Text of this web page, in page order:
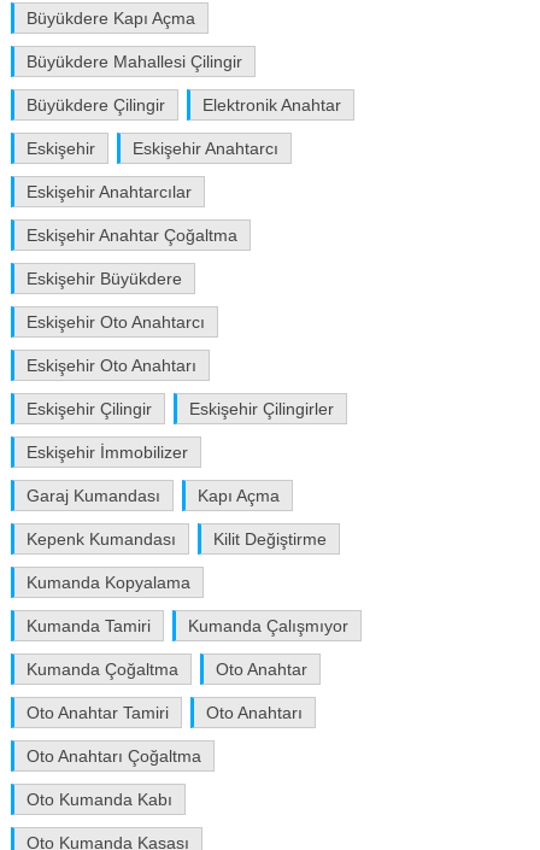
Büyükdere Kapı Açma
Büyükdere Mahallesi Çilingir
Büyükdere Çilingir Elektronik Anahtar
Eskişehir Eskişehir Anahtarcı
Eskişehir Anahtarcılar
Eskişehir Anahtar Çoğaltma
Eskişehir Büyükdere
Eskişehir Oto Anahtarcı
Eskişehir Oto Anahtarı
Eskişehir Çilingir Eskişehir Çilingirler
Eskişehir İmmobilizer
Garaj Kumandası Kapı Açma
Kepenk Kumandası Kilit Değiştirme
Kumanda Kopyalama
Kumanda Tamiri Kumanda Çalışmıyor
Kumanda Çoğaltma Oto Anahtar
Oto Anahtar Tamiri Oto Anahtarı
Oto Anahtarı Çoğaltma
Oto Kumanda Kabı
Oto Kumanda Kasası